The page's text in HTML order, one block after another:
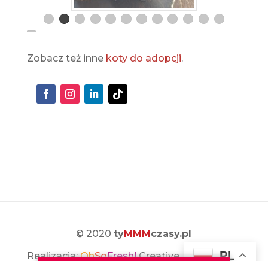
Zobacz też inne koty do adopcji.
© 2020tyMMM czasy.pl
Realizacja:OhSoFresh!Creative PL